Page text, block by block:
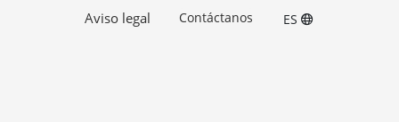
Aviso legal
Contáctanos ES